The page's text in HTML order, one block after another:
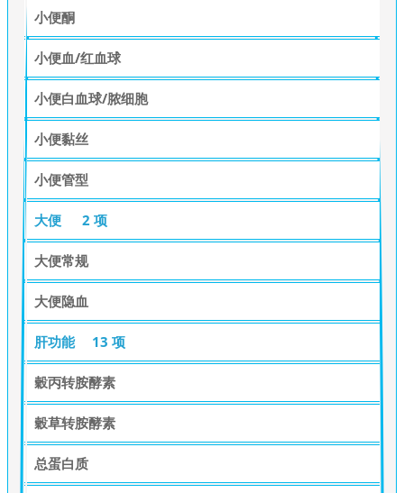
小便酮
小便血/红血球
小便白血球/脓细胞
小便黏丝
小便管型
大便 2 项
大便常规
大便隐血
肝功能 13 项
穀丙转胺酵素
穀草转胺酵素
总蛋白质